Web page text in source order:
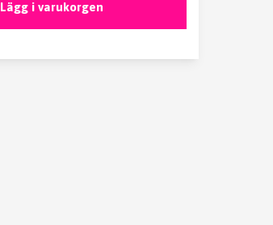
Lägg i varukorgen